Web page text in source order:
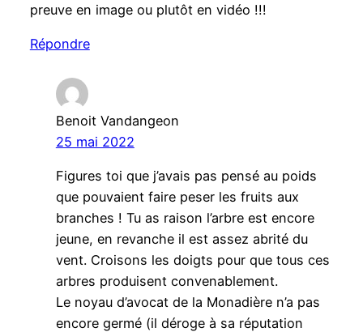
preuve en image ou plutôt en vidéo !!!
Répondre
Benoit Vandangeon
25 mai 2022
Figures toi que j’avais pas pensé au poids
que pouvaient faire peser les fruits aux
branches ! Tu as raison l’arbre est encore
jeune, en revanche il est assez abrité du
vent. Croisons les doigts pour que tous ces
arbres produisent convenablement.
Le noyau d’avocat de la Monadière n’a pas
encore germé (il déroge à sa réputation